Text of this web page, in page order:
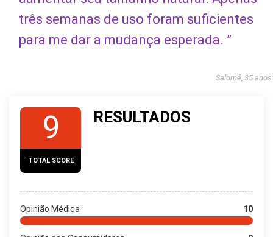
três semanas de uso foram suficientes
para me dar a mudança esperada. ”
Salomé, 35 anos:
9
TOTAL SCORE
RESULTADOS
Opinião Médica 10